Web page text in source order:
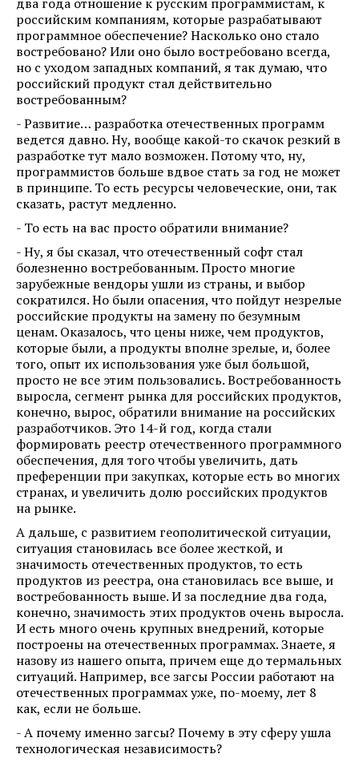
российским компаниям, которые разрабатывают
программное обеспечение? Насколько оно стало
востребовано? Или оно было востребовано всегда,
но с уходом западных компаний, я так думаю, что
российский продукт стал действительно
востребованным?
- Развитие… разработка отечественных программ
ведется давно. Ну, вообще какой-то скачок резкий в
разработке тут мало возможен. Потому что, ну,
программистов больше вдвое стать за год не может
в принципе. То есть ресурсы человеческие, они, так
сказать, растут медленно.
- То есть на вас просто обратили внимание?
- Ну, я бы сказал, что отечественный софт стал
болезненно востребованным. Просто многие
зарубежные вендоры ушли из страны, и выбор
сократился. Но были опасения, что пойдут незрелые
российские продукты на замену по безумным
ценам. Оказалось, что цены ниже, чем продуктов,
которые были, а продукты вполне зрелые, и, более
того, опыт их использования уже был большой,
просто не все этим пользовались. Востребованность
выросла, сегмент рынка для российских продуктов,
конечно, вырос, обратили внимание на российских
разработчиков. Это 14-й год, когда стали
формировать реестр отечественного программного
обеспечения, для того чтобы увеличить, дать
преференции при закупках, которые есть во многих
странах, и увеличить долю российских продуктов
на рынке.
А дальше, с развитием геополитической ситуации,
ситуация становилась все более жесткой, и
значимость отечественных продуктов, то есть
продуктов из реестра, она становилась все выше, и
востребованность выше. И за последние два года,
конечно, значимость этих продуктов очень выросла.
И есть много очень крупных внедрений, которые
построены на отечественных программах. Знаете, я
назову из нашего опыта, причем еще до термальных
ситуаций. Например, все загсы России работают на
отечественных программах уже, по-моему, лет 8
как, если не больше.
- А почему именно загсы? Почему в эту сферу ушла
технологическая независимость?